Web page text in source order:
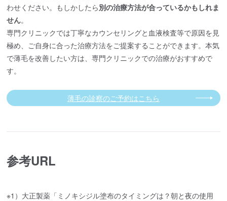
わせください。もしかしたら別の治療方法が合っているかもしれま
せん。
専門クリニックでは丁寧なカウンセリングと血液検査等で原因を見
極め、ご自身に合った治療方法をご提案することができます。本気
で薄毛を改善したい方は、専門クリニックでの治療がおすすめで
す。
薄毛の診察のご予約はこちら
参考URL
※1）大正製薬「ミノキシジル塗布のタイミングは？朝と夜の使用